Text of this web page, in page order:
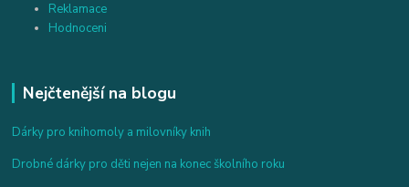
Reklamace
Hodnoceni
Nejčtenější na blogu
Dárky pro knihomoly a milovníky knih
Drobné dárky pro děti nejen na konec školního roku